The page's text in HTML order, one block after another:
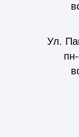
Ул.